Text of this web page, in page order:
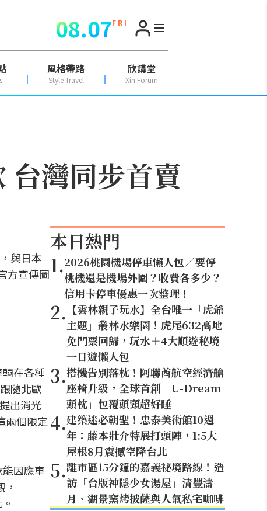
08.07F R I
風格帶路
Style Travel
欣講堂
Xin Forum
灣同步首賣
與日本
方宣傳圖
在各種
隨北歐
出消光
兩個限定
因應車
本日熱門
1.2026桃園機場停車懶人包／要停
桃機還是機場外圍？收費各多少？
信用卡停車優惠一次整理！
2. 【雲林親子玩水】全台唯一「虎爺
主題」叢林水樂園！虎尾632高地
免門票回歸，玩水＋4大順遊秘境
一日遊懶人包
3.搭機告別落枕！阿聯酋航空經濟艙
座椅升級，全球首創「U-Dream
頭枕」包覆頭頸超好睡
4.建築迷必朝聖！忠泰美術館10週
年：藤本壯介特展打頭陣，1:5大
屋根8月震撼空降台北
5.離市區15分鐘的嘉義祕境路線！造
訪「台版神隱少女湯屋」清豐濤
月、湖景窯烤披薩與人氣私宅咖啡